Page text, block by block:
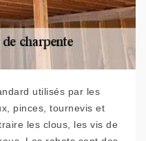
utilisés par les
pinces, tournevis et
les clous, les vis de